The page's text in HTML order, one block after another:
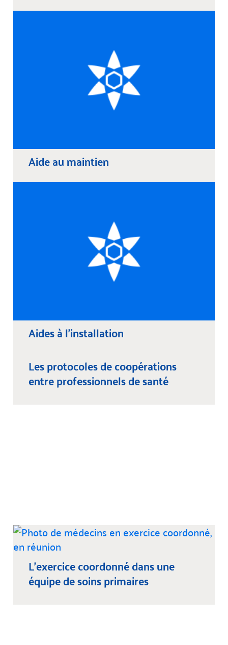
Aide au maintien
Aides à l’installation
Les protocoles de coopérations
entre professionnels de santé
L’exercice coordonné dans une
équipe de soins primaires